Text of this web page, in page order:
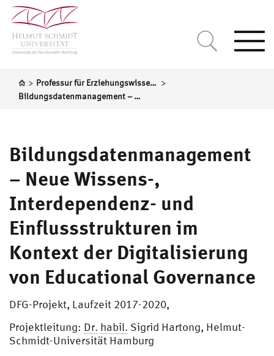
> Professur für Erziehungswissenschaft, insbesondere systematische Pädagogik >
Bildungsdatenmanagement – Neue Wissens-, Interdependenz- und Einflussstrukturen im Kontext der Digitalisierung von Educational Governance
Bildungsdatenmanagement
– Neue Wissens-,
Interdependenz- und
Einflussstrukturen im
Kontext der Digitalisierung
von Educational Governance
DFG-Projekt, Laufzeit 2017-2020,
Projektleitung: Dr. habil. Sigrid Hartong, Helmut-
Schmidt-Universität Hamburg